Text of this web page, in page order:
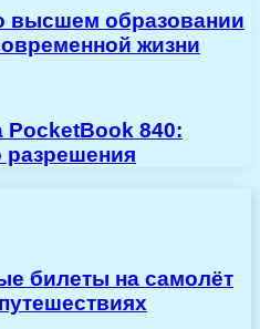
высшем образовании
жизни
PocketBook 840:
разрешения
билеты на самолёт